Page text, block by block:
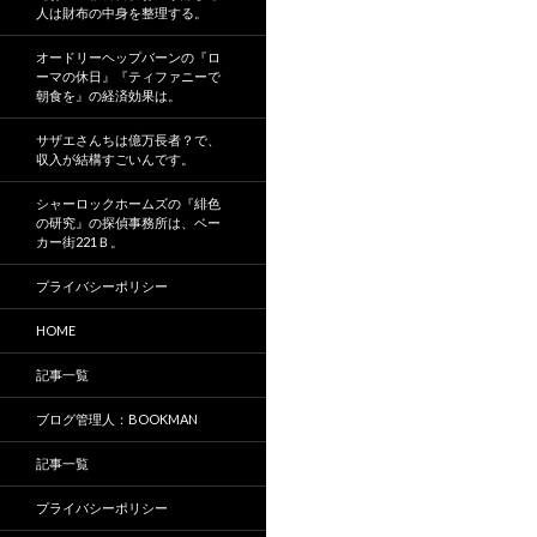
人は財布の中身を整理する。
オードリーヘップバーンの『ロ
ーマの休日』『ティファニーで
朝食を』の経済効果は。
サザエさんちは億万長者？で、
収入が結構すごいんです。
シャーロックホームズの『緋色
の研究』の探偵事務所は、ベー
カー街221Ｂ。
プライバシーポリシー
HOME
記事一覧
ブログ管理人：BOOKMAN
記事一覧
プライバシーポリシー